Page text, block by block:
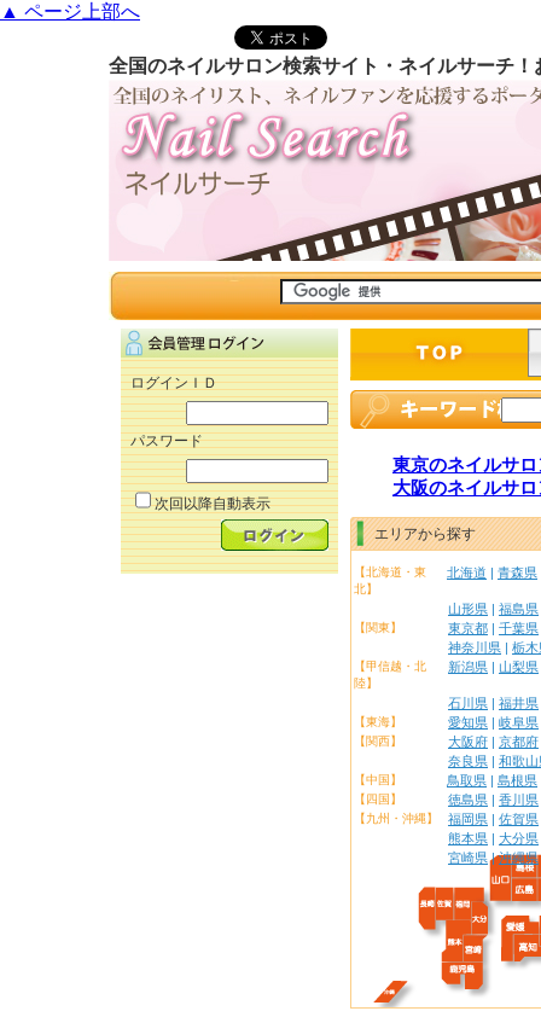
▲ ページ上部へ
全国のネイルサロン検索サイト・ネイルサーチ
ログインＩＤ
パスワード
次回以降自動表示
東京のネイルサ
大阪のネイルサ
エリアから探す
【北海道・東
北】
北海道 | 青森県
山形県 | 福島県
【関東】 東京都 | 千葉県
神奈川県 | 栃木
【甲信越・北
陸】
新潟県 | 山梨県
石川県 | 福井県
【東海】 愛知県 | 岐阜県
【関西】 大阪府 | 京都府
奈良県 | 和歌山
【中国】 鳥取県 | 島根県
【四国】 徳島県 | 香川県
【九州・沖縄】 福岡県 | 佐賀県
熊本県 | 大分県
宮崎県|沖縄県